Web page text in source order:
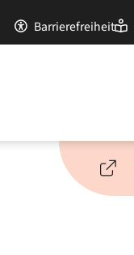
Barrierefreiheit